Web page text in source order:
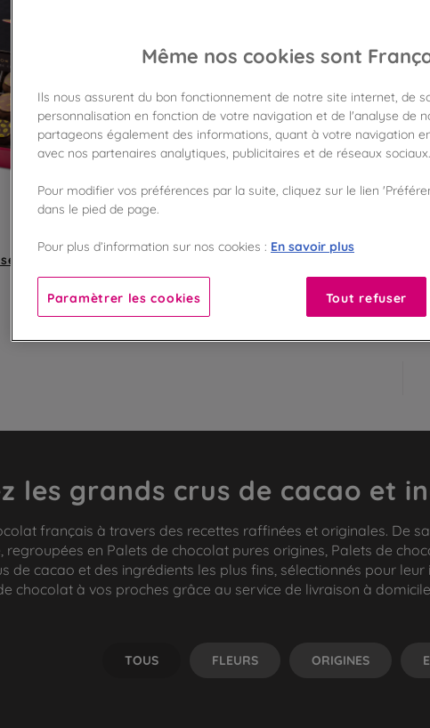
un coffret
Frais
les grands crus de cacao et
français à travers des recettes raffinées et originales. De
regroupées en Palets de chocolat pures origines, Palets de
de cacao et des ingrédients les plus fins, sélectionnés pour
chocolat à vos proches grâce au service de livraison à
TOUS FLEURS ORIGINES
Même nos cookies sont
Ils nous assurent du bon fonctionnement de notre site internet, de
personnalisation en fonction de votre navigation et de l'analyse de
partageons également des informations, quant à votre navigation
avec nos partenaires analytiques, publicitaires et de réseaux sociaux.
Pour modifier vos préférences par la suite, cliquez sur le lien
dans le pied de page.
Pour plus d’information sur nos cookies : En savoir plus
Paramètrer les cookies Tout refuser